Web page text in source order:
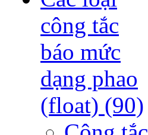
công tắc
báo mức
dạng phao
(float) (90)